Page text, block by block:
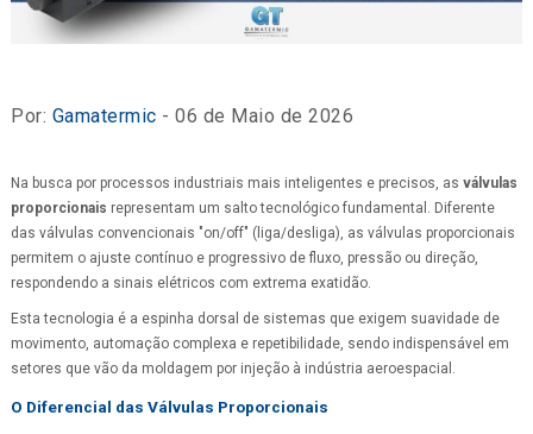
Por: Gamatermic - 06 de Maio de 2026
Na busca por processos industriais mais inteligentes e precisos, as válvulas
proporcionais representam um salto tecnológico fundamental. Diferente
das válvulas convencionais "on/off" (liga/desliga), as válvulas proporcionais
permitem o ajuste contínuo e progressivo de fluxo, pressão ou direção,
respondendo a sinais elétricos com extrema exatidão.
Esta tecnologia é a espinha dorsal de sistemas que exigem suavidade de
movimento, automação complexa e repetibilidade, sendo indispensável em
setores que vão da moldagem por injeção à indústria aeroespacial.
O Diferencial das Válvulas Proporcionais